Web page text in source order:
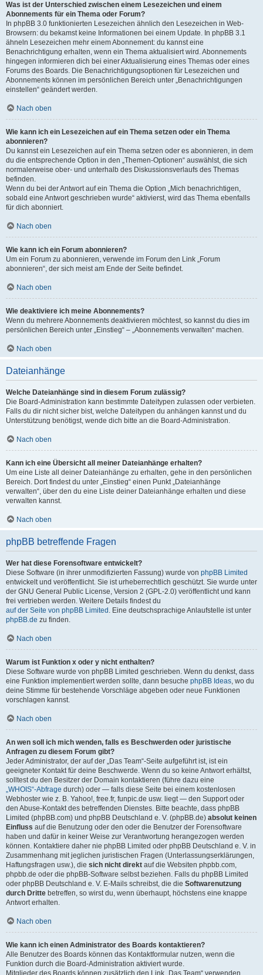
Was ist der Unterschied zwischen einem Lesezeichen und einem
Abonnements für ein Thema oder Forum?
In phpBB 3.0 funktionierten Lesezeichen ähnlich den Lesezeichen in Web-
Browsern: du bekamst keine Informationen bei einem Update. In phpBB 3.1
ähneln Lesezeichen mehr einem Abonnement: du kannst eine
Benachrichtigung erhalten, wenn ein Thema aktualisiert wird. Abonnements
hingegen informieren dich bei einer Aktualisierung eines Themas oder eines
Forums des Boards. Die Benachrichtigungsoptionen für Lesezeichen und
Abonnements können im persönlichen Bereich unter „Benachrichtigungen
einstellen“ geändert werden.
Nach oben
Wie kann ich ein Lesezeichen auf ein Thema setzen oder ein Thema
abonnieren?
Du kannst ein Lesezeichen auf ein Thema setzen oder es abonnieren, in dem
du die entsprechende Option in den „Themen-Optionen“ auswählst, die sich
normalerweise ober- und unterhalb des Diskussionsverlaufs des Themas
befinden.
Wenn du bei der Antwort auf ein Thema die Option „Mich benachrichtigen,
sobald eine Antwort geschrieben wurde“ aktivierst, wird das Thema ebenfalls
für dich abonniert.
Nach oben
Wie kann ich ein Forum abonnieren?
Um ein Forum zu abonnieren, verwende im Forum den Link „Forum
abonnieren“, der sich meist am Ende der Seite befindet.
Nach oben
Wie deaktiviere ich meine Abonnements?
Wenn du mehrere Abonnements deaktivieren möchtest, so kannst du dies im
persönlichen Bereich unter „Einstieg“ – „Abonnements verwalten“ machen.
Nach oben
Dateianhänge
Welche Dateianhänge sind in diesem Forum zulässig?
Die Board-Administration kann bestimmte Dateitypen zulassen oder verbieten.
Falls du dir nicht sicher bist, welche Dateitypen du anhängen kannst und du
Unterstützung benötigst, wende dich bitte an die Board-Administration.
Nach oben
Kann ich eine Übersicht all meiner Dateianhänge erhalten?
Um eine Liste all deiner Dateianhänge zu erhalten, gehe in den persönlichen
Bereich. Dort findest du unter „Einstieg“ einen Punkt „Dateianhänge
verwalten“, über den du eine Liste deiner Dateianhänge erhalten und diese
verwalten kannst.
Nach oben
phpBB betreffende Fragen
Wer hat diese Forensoftware entwickelt?
Diese Software (in ihrer unmodifizierten Fassung) wurde von phpBB Limited
entwickelt und veröffentlicht. Sie ist urheberrechtlich geschützt. Sie wurde unter
der GNU General Public License, Version 2 (GPL-2.0) veröffentlicht und kann
frei vertrieben werden. Weitere Details findest du
auf der Seite von phpBB Limited . Eine deutschsprachige Anlaufstelle ist unter
phpBB.de zu finden.
Nach oben
Warum ist Funktion x oder y nicht enthalten?
Diese Software wurde von phpBB Limited geschrieben. Wenn du denkst, dass
eine Funktion implementiert werden sollte, dann besuche phpBB Ideas, wo du
deine Stimme für bestehende Vorschläge abgeben oder neue Funktionen
vorschlagen kannst.
Nach oben
An wen soll ich mich wenden, falls es Beschwerden oder juristische
Anfragen zu diesem Forum gibt?
Jeder Administrator, der auf der „Das Team“-Seite aufgeführt ist, ist ein
geeigneter Kontakt für deine Beschwerde. Wenn du so keine Antwort erhältst,
solltest du den Besitzer der Domain kontaktieren (führe dazu eine
„WHOIS“-Abfrage durch) oder — falls diese Seite bei einem kostenlosen
Webhoster wie z. B. Yahoo!, free.fr, funpic.de usw. liegt — den Support oder
den Abuse-Kontakt des betreffenden Dienstes. Bitte beachte, dass phpBB
Limited (phpBB.com) und phpBB Deutschland e. V. (phpBB.de) absolut keinen
Einfluss auf die Benutzung oder den oder die Benutzer der Forensoftware
haben und dafür in keiner Weise zur Verantwortung herangezogen werden
können. Kontaktiere daher nie phpBB Limited oder phpBB Deutschland e. V. in
Zusammenhang mit jeglichen juristischen Fragen (Unterlassungserklärungen,
Haftungsfragen usw.), die sich nicht direkt auf die Websiten phpbb.com,
phpbb.de oder die phpBB-Software selbst beziehen. Falls du phpBB Limited
oder phpBB Deutschland e. V. E-Mails schreibst, die die Softwarenutzung
durch Dritte betreffen, so wirst du, wenn überhaupt, höchstens eine knappe
Antwort erhalten.
Nach oben
Wie kann ich einen Administrator des Boards kontaktieren?
Alle Benutzer des Boards können das Kontaktformular nutzen, wenn die
Funktion durch die Board-Administration aktiviert wurde.
Mitglieder des Boards können zusätzlich den Link „Das Team“ verwenden.